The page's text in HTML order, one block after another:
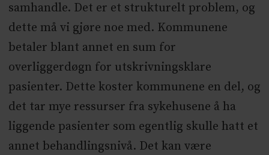
samhandle. Det er et strukturelt problem, og
dette må vi gjøre noe med. Kommunene
betaler blant annet en sum for
overliggerdøgn for utskrivningsklare
pasienter. Dette koster kommunene en del, og
det tar mye ressurser fra sykehusene å ha
liggende pasienter som egentlig skulle hatt et
annet behandlingsnivå. Det kan være